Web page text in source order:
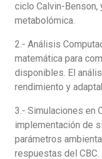
ciclo Calvin-Benson,
metabolómica.
2.- Análisis
matemática para
disponibles. El
rendimiento y
3.- Simulaciones en
implementación de
parámetros
respuestas del CBC.